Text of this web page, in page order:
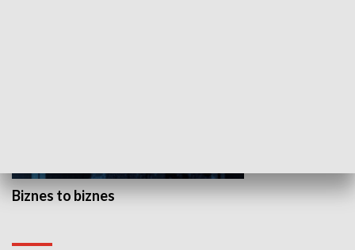
Biznes to biznes